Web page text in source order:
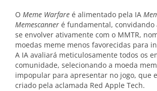
O Meme Warfare é alimentado pela IA
Memescanner é fundamental, convidando
se envolver ativamente com o MMTR,
moedas meme menos favorecidas para
A IA avaliará meticulosamente todos os
comunidade, selecionando a moeda
impopular para apresentar no jogo, que
criado pela aclamada Red Apple Tech.